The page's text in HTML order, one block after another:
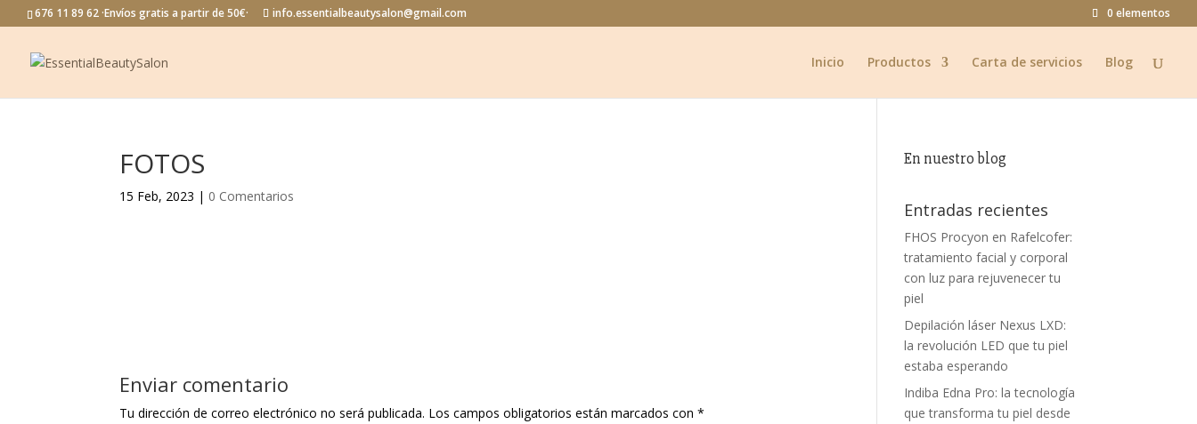
676 11 89 62 ·Envíos gratis a partir de 50€· info.essentialbeautysalon@gmail.com 0 elementos
Inicio Productos Carta de servicios Blog
FOTOS
15 Feb, 2023 | 0 Comentarios
Enviar comentario
Tu dirección de correo electrónico no será publicada. Los campos obligatorios están marcados con*
En nuestro blog
Entradas recientes
FHOS Procyon en Rafelcofer:
tratamiento facial y corporal
con luz para rejuvenecer tu
piel
Depilación láser Nexus LXD:
la revolución LED que tu piel
estaba esperando
Indiba Edna Pro: la tecnología
que transforma tu piel desde